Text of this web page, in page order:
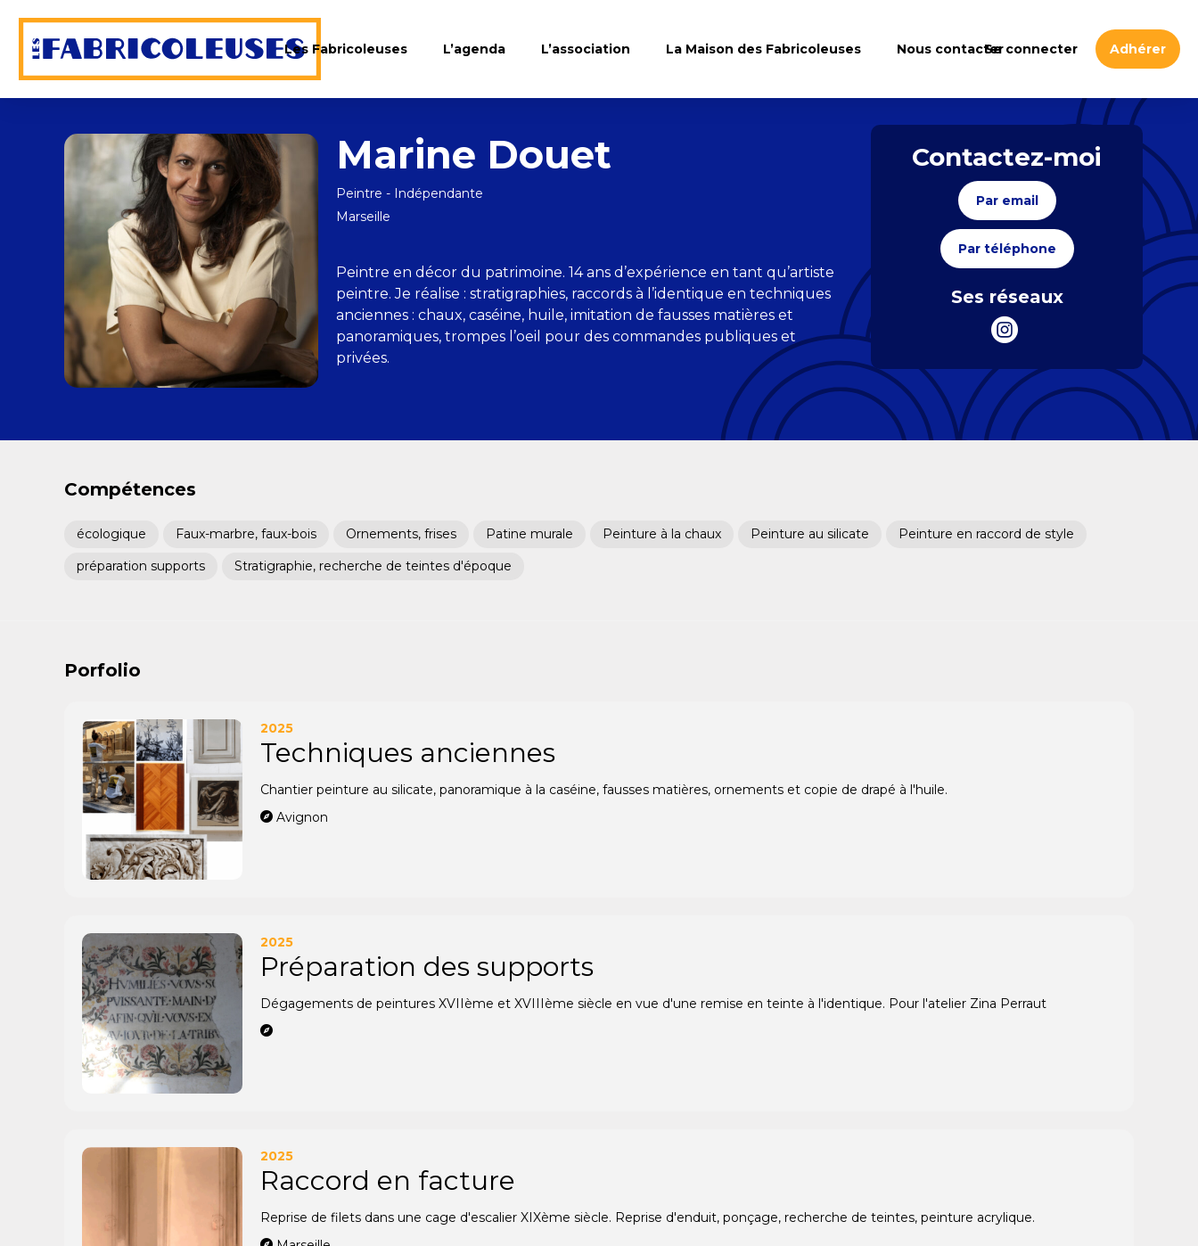
Les Fabricoleuses L’agenda L’association La Maison des Fabricoleuses Nous contacterSe connecter Adhérer
Marine Douet
Peintre - Indépendante
Marseille
Peintre en décor du patrimoine. 14 ans d’expérience en tant qu’artiste
peintre. Je réalise : stratigraphies, raccords à l’identique en techniques
anciennes : chaux, caséine, huile, imitation de fausses matières et
panoramiques, trompes l’oeil pour des commandes publiques et
privées.
Contactez-moi
Par email
Par téléphone
Ses réseaux
Compétences
écologique Faux-marbre, faux-bois Ornements, frises Patine murale Peinture à la chaux Peinture au silicate
Peinture en raccord de style
préparation supports
Stratigraphie, recherche de teintes d'époque
Porfolio
2025
Techniques anciennes
Chantier peinture au silicate, panoramique à la caséine, fausses matières, ornements et copie de drapé à l'huile.
Avignon
2025
Préparation des supports
Dégagements de peintures XVIIème et XVIIIème siècle en vue d'une remise en teinte à l'identique. Pour l'atelier Zina Perraut
2025
Raccord en facture
Reprise de filets dans une cage d'escalier XIXème siècle. Reprise d'enduit, ponçage, recherche de teintes, peinture acrylique.